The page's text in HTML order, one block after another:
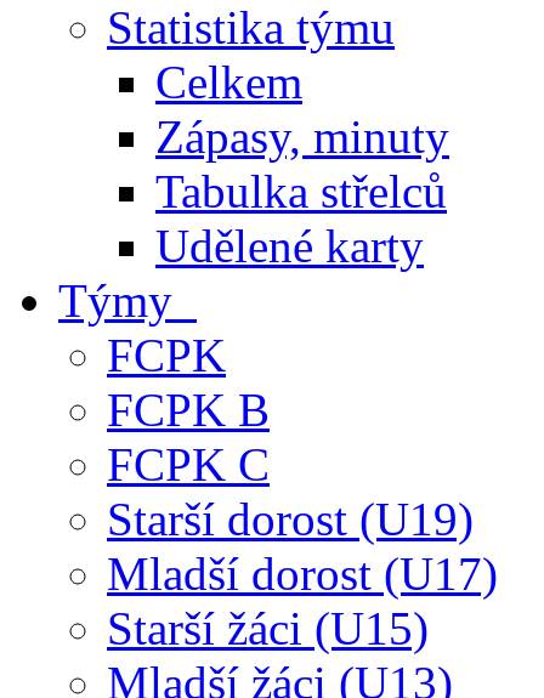
Statistika týmu
Celkem
Zápasy, minuty
Tabulka střelců
Udělené karty
Týmy
FCPK
FCPK B
FCPK C
Starší dorost (U19)
Mladší dorost (U17)
Starší žáci (U15)
Mladší žáci (U13)